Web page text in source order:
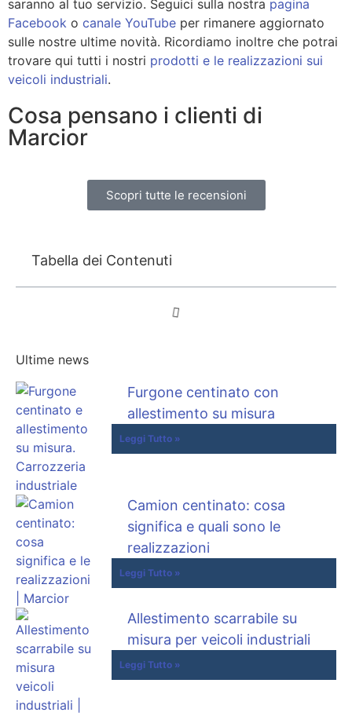
saranno al tuo servizio. Seguici sulla nostra pagina
Facebook o canale YouTube per rimanere aggiornato
sulle nostre ultime novità. Ricordiamo inoltre che potrai
trovare qui tutti i nostri prodotti e le realizzazioni sui
veicoli industriali.
Cosa pensano i clienti di
Marcior
Scopri tutte le recensioni
Tabella dei Contenuti
Ultime news
Furgone centinato con
allestimento su misura
Leggi Tutto »
Camion centinato: cosa
significa e quali sono le
realizzazioni
Leggi Tutto »
Allestimento scarrabile su
misura per veicoli industriali
Leggi Tutto »